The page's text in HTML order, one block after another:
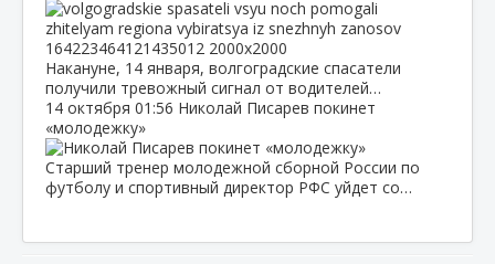
Накануне, 14 января, волгоградские спасатели
получили тревожный сигнал от водителей…
14 октября 01:56 Николай Писарев покинет
«молодежку»
Старший тренер молодежной сборной России по
футболу и спортивный директор РФС уйдет со…